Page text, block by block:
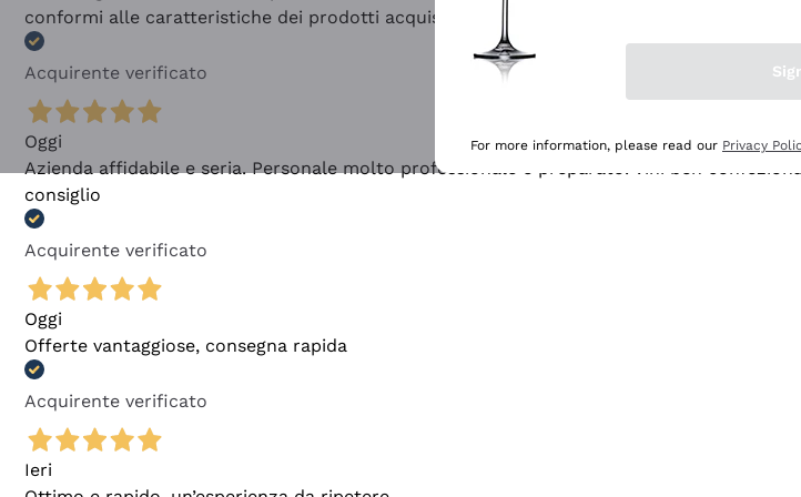
conformi alle caratteristiche dei prodotti acquistati
Acquirente verificato
Oggi
Azienda affidabile e seria. Personale molto professionale e preparato. Vini ben
consiglio
Acquirente verificato
Oggi
Offerte vantaggiose, consegna rapida
Acquirente verificato
Ieri
For more information, please read our Privacy